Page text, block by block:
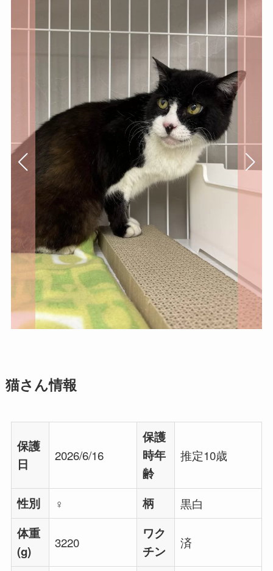
猫さん情報
保護
日
2026/6/16
保護
時年
齢
推定10歳
性別 ♀ 柄
黒白
体重
(g)
3220
ワク
チン
済